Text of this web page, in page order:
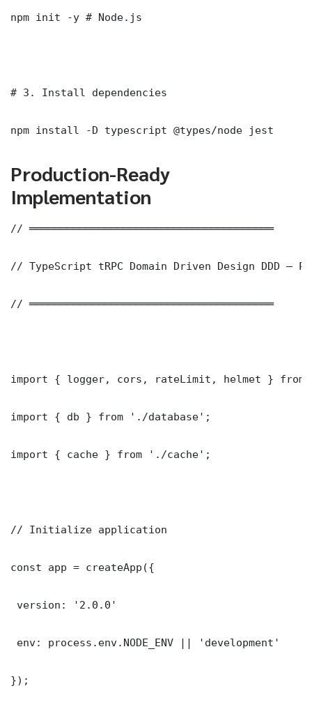
npm init -y # Node.js
# 3. Install dependencies
npm install -D typescript @types/node jest
Production-Ready
Implementation
// ═══════════════════════════════════════
// TypeScript tRPC Domain Driven Design DDD —
// ═══════════════════════════════════════
import { logger, cors, rateLimit, helmet } from
import { db } from './database';
import { cache } from './cache';
// Initialize application
const app = createApp({
version: '2.0.0'
env: process.env.NODE_ENV || 'development'
});